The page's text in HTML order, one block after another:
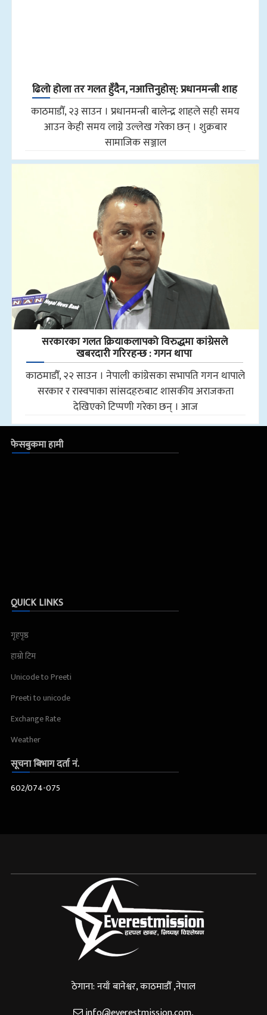
ढिलो होला तर गलत हुँदैन, नआत्तिनुहोस्: प्रधानमन्त्री शाह
काठमाडौँ, २३ साउन । प्रधानमन्त्री बालेन्द्र शाहले सही समय
आउन केही समय लाग्ने उल्लेख गरेका छन् । शुक्रबार
सामाजिक सञ्जाल
सरकारका गलत क्रियाकलापको विरुद्धमा कांग्रेसले
खबरदारी गरिरहन्छ : गगन थापा
काठमाडौँ, २२ साउन । नेपाली कांग्रेसका सभापति गगन थापाले
सरकार र रास्वपाका सांसदहरुबाट शासकीय अराजकता
देखिएको टिप्पणी गरेका छन् । आज
फेसबुकमा हामी
QUICK LINKS
गृहपृष्ठ
हाम्रो टिम
Unicode to Preeti
Preeti to unicode
Exchange Rate
Weather
सूचना बिभाग दर्ता नं.
602/074-075
ठेगाना: नयाँ बानेश्वर, काठमाडौँ ,नेपाल